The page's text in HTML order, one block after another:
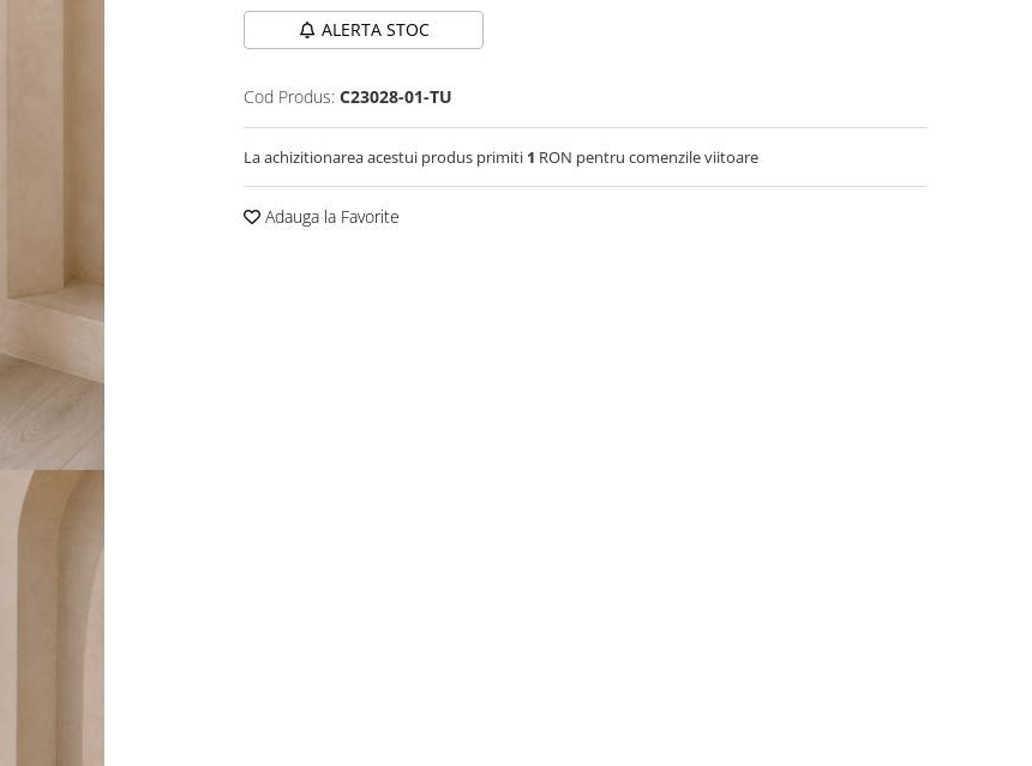
ALERTA STOC
Cod Produs: C23028-01-TU
La achizitionarea acestui produs primiti 1 RON pentru comenzile viitoare
Adauga la Favorite